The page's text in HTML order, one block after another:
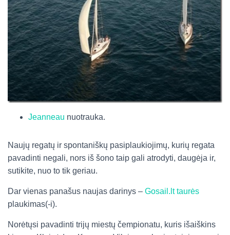
Jeanneau nuotrauka.
Naujų regatų ir spontaniškų pasiplaukiojimų, kurių regata
pavadinti negali, nors iš šono taip gali atrodyti, daugėja ir,
sutikite, nuo to tik geriau.
Dar vienas panašus naujas darinys – Gosail.lt taurės
plaukimas(-i).
Norėtųsi pavadinti trijų miestų čempionatu, kuris išaiškins